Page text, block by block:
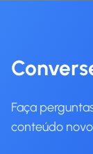
Faça
conteúdo